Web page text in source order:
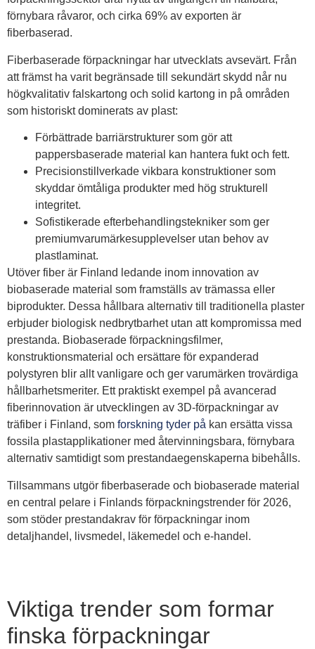
förnybara råvaror, och cirka 69% av exporten är
fiberbaserad.
Fiberbaserade förpackningar har utvecklats avsevärt. Från
att främst ha varit begränsade till sekundärt skydd når nu
högkvalitativ falskartong och solid kartong in på områden
som historiskt dominerats av plast:
Förbättrade barriärstrukturer som gör att
pappersbaserade material kan hantera fukt och fett.
Precisionstillverkade vikbara konstruktioner som
skyddar ömtåliga produkter med hög strukturell
integritet.
Sofistikerade efterbehandlingstekniker som ger
premiumvarumärkesupplevelser utan behov av
plastlaminat.
Utöver fiber är Finland ledande inom innovation av
biobaserade material som framställs av trämassa eller
biprodukter. Dessa hållbara alternativ till traditionella plaster
erbjuder biologisk nedbrytbarhet utan att kompromissa med
prestanda. Biobaserade förpackningsfilmer,
konstruktionsmaterial och ersättare för expanderad
polystyren blir allt vanligare och ger varumärken trovärdiga
hållbarhetsmeriter. Ett praktiskt exempel på avancerad
fiberinnovation är utvecklingen av 3D-förpackningar av
träfiber i Finland, som forskning tyder på kan ersätta vissa
fossila plastapplikationer med återvinningsbara, förnybara
alternativ samtidigt som prestandaegenskaperna bibehålls.
Tillsammans utgör fiberbaserade och biobaserade material
en central pelare i Finlands förpackningstrender för 2026,
som stöder prestandakrav för förpackningar inom
detaljhandel, livsmedel, läkemedel och e-handel.
Viktiga trender som formar
finska förpackningar